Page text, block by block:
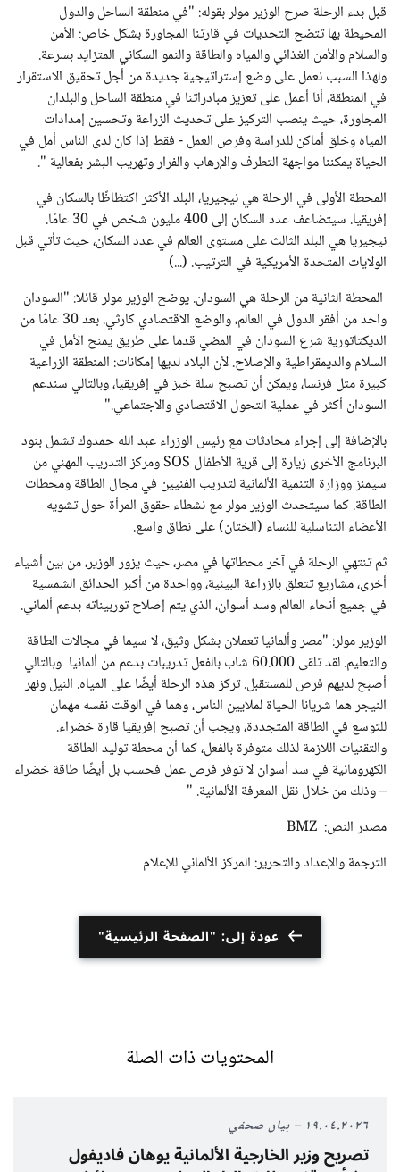
قبل بدء الرحلة صرح الوزير مولر بقوله: "في منطقة الساحل والدول
المحيطة بها تتضح التحديات في قارتنا المجاورة بشكل خاص: الأمن
والسلام والأمن الغذائي والمياه والطاقة والنمو السكاني المتزايد بسرعة.
ولهذا السبب نعمل على وضع إستراتيجية جديدة من أجل تحقيق الاستقرار
في المنطقة، أنا أعمل على تعزيز مبادراتنا في منطقة الساحل والبلدان
المجاورة، حيث ينصب التركيز على تحديث الزراعة وتحسين إمدادات
المياه وخلق أماكن للدراسة وفرص العمل - فقط إذا كان لدى الناس أمل في
الحياة يمكننا مواجهة التطرف والإرهاب والفرار وتهريب البشر بفعالية ".
المحطة الأولى في الرحلة هي نيجيريا، البلد الأكثر اكتظاظًا بالسكان في
إفريقيا. سيتضاعف عدد السكان إلى 400 مليون شخص في 30 عامًا.
نيجيريا هي البلد الثالث على مستوى العالم في عدد السكان، حيث تأتي قبل
الولايات المتحدة الأمريكية في الترتيب. (...)
المحطة الثانية من الرحلة هي السودان. يوضح الوزير مولر قائلا: "السودان
واحد من أفقر الدول في العالم، والوضع الاقتصادي كارثي. بعد 30 عامًا من
الديكتاتورية شرع السودان في المضي قدما على طريق يمنح الأمل في
السلام والديمقراطية والإصلاح. لأن البلاد لديها إمكانات: المنطقة الزراعية
كبيرة مثل فرنسا، ويمكن أن تصبح سلة خبز في إفريقيا، وبالتالي سندعم
السودان أكثر في عملية التحول الاقتصادي والاجتماعي."
بالإضافة إلى إجراء محادثات مع رئيس الوزراء عبد الله حمدوك تشمل بنود
البرنامج الأخرى زيارة إلى قرية الأطفال SOS ومركز التدريب المهني من
سيمنز ووزارة التنمية الألمانية لتدريب الفنيين في مجال الطاقة ومحطات
الطاقة. كما سيتحدث الوزير مولر مع نشطاء حقوق المرأة حول تشويه
الأعضاء التناسلية للنساء (الختان) على نطاق واسع.
ثم تنتهي الرحلة في آخر محطاتها في مصر، حيث يزور الوزير، من بين أشياء
أخرى، مشاريع تتعلق بالزراعة البيئية، وواحدة من أكبر الحدائق الشمسية
في جميع أنحاء العالم وسد أسوان، الذي يتم إصلاح توربيناته بدعم ألماني.
الوزير مولر: "مصر وألمانيا تعملان بشكل وثيق، لا سيما في مجالات الطاقة
والتعليم. لقد تلقى 60.000 شاب بالفعل تدريبات بدعم من ألمانيا وبالتالي
أصبح لديهم فرص للمستقبل. تركز هذه الرحلة أيضًا على المياه. النيل ونهر
النيجر هما شريانا الحياة لملايين الناس، وهما في الوقت نفسه مهمان
للتوسع في الطاقة المتجددة، ويجب أن تصبح إفريقيا قارة خضراء.
والتقنيات اللازمة لذلك متوفرة بالفعل، كما أن محطة توليد الطاقة
الكهرومائية في سد أسوان لا توفر فرص عمل فحسب بل أيضًا طاقة خضراء
– وذلك من خلال نقل المعرفة الألمانية. "
مصدر النص: BMZ
الترجمة والإعداد والتحرير: المركز الألماني للإعلام
عودة إلى: "الصفحة الرئيسية"
المحتويات ذات الصلة
١٩.٠٤.٢٠٢٦ بيان صحفي
تصريح وزير الخارجية الألمانية يوهان فاديفول